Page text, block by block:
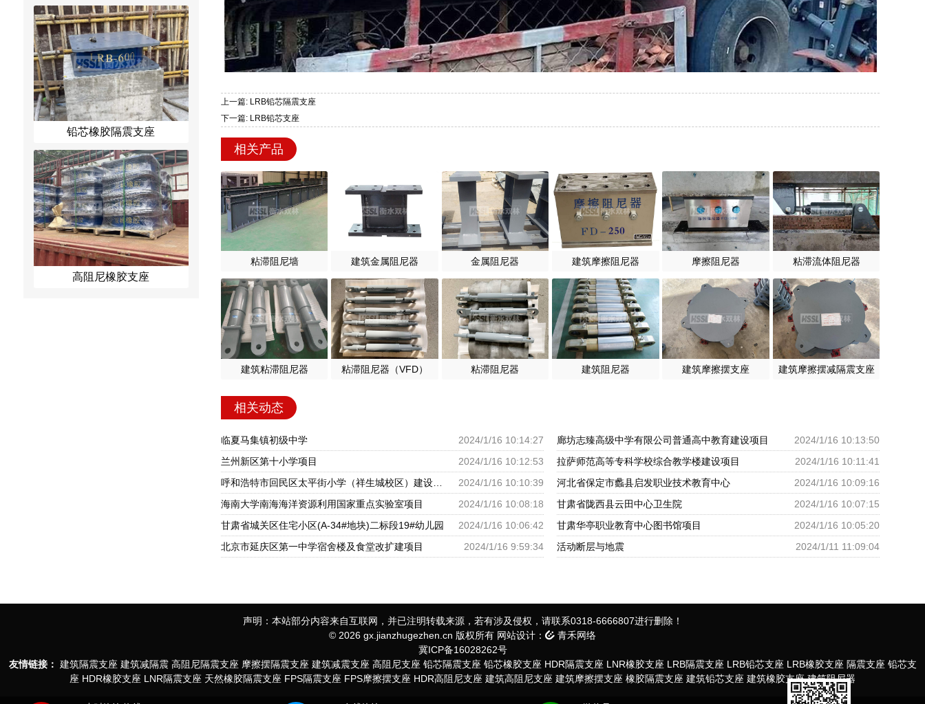
铅芯橡胶隔震支座
高阻尼橡胶支座
上一篇: LRB铅芯隔震支座
下一篇: LRB铅芯支座
相关产品
粘滞阻尼墙 建筑金属阻尼器 金属阻尼器 建筑摩擦阻尼器 摩擦阻尼器 粘滞流体阻尼器
建筑粘滞阻尼器 粘滞阻尼器（VFD） 粘滞阻尼器 建筑阻尼器 建筑摩擦摆支座 建筑摩擦摆减隔震支座
相关动态
临夏马集镇初级中学 2024/1/16 10:14:27 廊坊志臻高级中学有限公司普通高中教育建设项目
2024/1/16 10:13:50
兰州新区第十小学项目
2024/1/16 10:12:53 拉萨师范高等专科学校综合教学楼建设项目
2024/1/16 10:11:41
呼和浩特市回民区太平街小学（祥生城校区）建设项目
2024/1/16 10:10:39 河北省保定市蠡县启发职业技术教育中心
2024/1/16 10:09:16
海南大学南海海洋资源利用国家重点实验室项目
2024/1/16 10:08:18 甘肃省陇西县云田中心卫生院
2024/1/16 10:07:15
甘肃省城关区住宅小区(A-34#地块)二标段19#幼儿园
2024/1/16 10:06:42 甘肃华亭职业教育中心图书馆项目
2024/1/16 10:05:20
北京市延庆区第一中学宿舍楼及食堂改扩建项目
2024/1/16 9:59:34 活动断层与地震 2024/1/11 11:09:04
声明：本站部分内容来自互联网，并已注明转载来源，若有涉及侵权，请联系0318-6666807进行删除！
© 2026 gx.jianzhugezhen.cn 版权所有 网站设计：
青禾网络
冀ICP备16028262号
友情链接： 建筑隔震支座 建筑减隔震 高阻尼隔震支座 摩擦摆隔震支座 建筑减震支座 高阻尼支座 铅芯隔震支座 铅芯橡胶支座 HDR隔震支座 LNR橡胶支座 LRB隔震支座 LRB铅芯支座 LRB橡胶支座 隔震支座 铅芯支
座 HDR橡胶支座 LNR隔震支座 天然橡胶隔震支座 FPS隔震支座 FPS摩擦摆支座 HDR高阻尼支座 建筑高阻尼支座 建筑摩擦摆支座 橡胶隔震支座 建筑铅芯支座 建筑橡胶支座 建筑阻尼器